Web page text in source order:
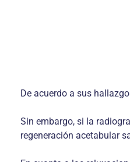
De acuerdo a sus
Sin embargo, si la
regeneración acetabular